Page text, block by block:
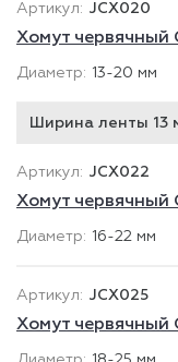
JCX020
Хомут червячный
13-20 мм
Ширина ленты 13
JCX022
Хомут червячный
16-22 мм
JCX025
Хомут червячный